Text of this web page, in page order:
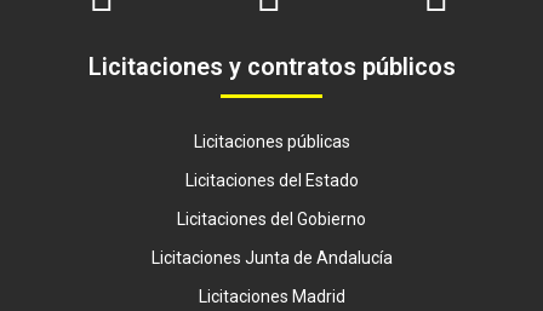
Licitaciones y contratos públicos
Licitaciones públicas
Licitaciones del Estado
Licitaciones del Gobierno
Licitaciones Junta de Andalucía
Licitaciones Madrid